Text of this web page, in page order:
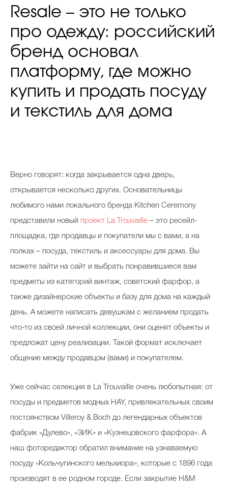
Resale – это не только
про одежду: российский
бренд основал
платформу, где можно
купить и продать посуду
и текстиль для дома
Верно говорят: когда закрывается одна дверь,
открывается несколько других. Основательницы
любимого нами локального бренда Kitchen Ceremony
представили новый проект La Trouvaille – это ресейл-
площадка, где продавцы и покупатели мы с вами, а на
полках – посуда, текстиль и аксессуары для дома. Вы
можете зайти на сайт и выбрать понравившиеся вам
предметы из категорий винтаж, советский фарфор, а
также дизайнерские объекты и базу для дома на каждый
день. А можете написать девушкам с желанием продать
что-то из своей личной коллекции, они оценят объекты и
предложат цену реализации. Такой формат исключает
общение между продавцом (вами) и покупателем.
Уже сейчас селекция в La Trouvaille очень любопытная: от
посуды и предметов модных HAY, привлекательных своим
постоянством Villeroy & Boch до легендарных объектов
фабрик «Дулево», «ЗИК» и «Кузнецовского фарфора». А
наш фоторедактор обратил внимание на узнаваемую
посуду «Кольчугинского мельхиора», которые с 1896 года
производят в ее родном городе. Если закрытие H&M